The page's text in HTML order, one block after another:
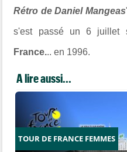
Rétro de Daniel Mangeas
s'est passé un 6
France... en 1996.
A lire aussi...
TOUR DE FRANCE FEMMES